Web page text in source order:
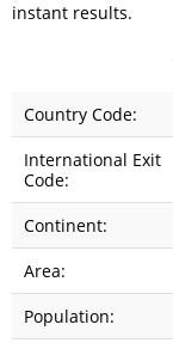
instant results.
Country Code:
International Exit
Code:
Continent:
Area:
Population: